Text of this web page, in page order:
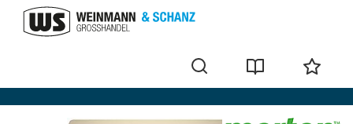
Rahmen